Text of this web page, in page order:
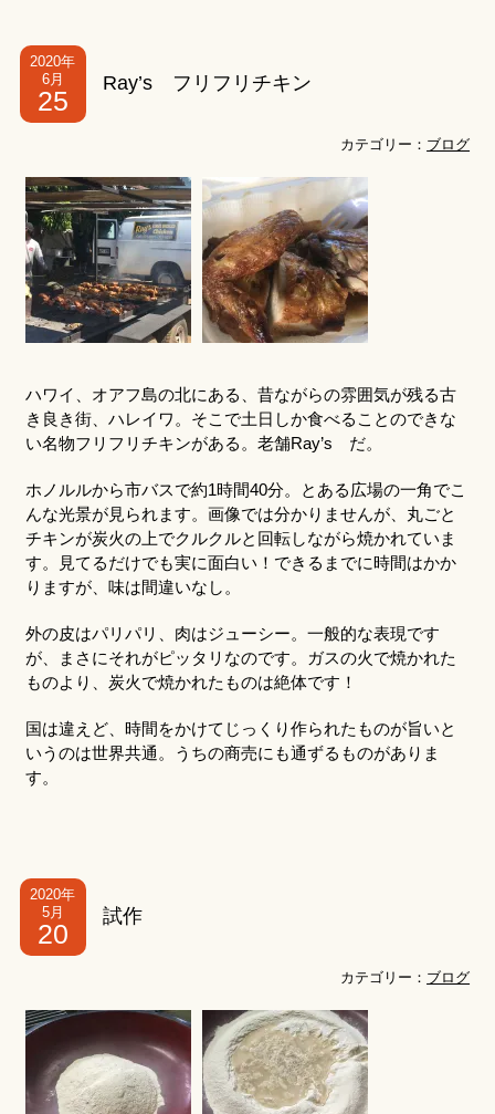
2020年
6月
25
Ray’s フリフリチキン
カテゴリー： ブログ
ハワイ、オアフ島の北にある、昔ながらの雰囲気が残る古
き良き街、ハレイワ。そこで土日しか食べることのできな
い名物フリフリチキンがある。老舗Ray’s だ。
ホノルルから市バスで約1時間40分。とある広場の一角でこ
んな光景が見られます。画像では分かりませんが、丸ごと
チキンが炭火の上でクルクルと回転しながら焼かれていま
す。見てるだけでも実に面白い！できるまでに時間はかか
りますが、味は間違いなし。
外の皮はパリパリ、肉はジューシー。一般的な表現です
が、まさにそれがピッタリなのです。ガスの火で焼かれた
ものより、炭火で焼かれたものは絶体です！
国は違えど、時間をかけてじっくり作られたものが旨いと
いうのは世界共通。うちの商売にも通ずるものがありま
す。
2020年
5月
20
試作
カテゴリー： ブログ